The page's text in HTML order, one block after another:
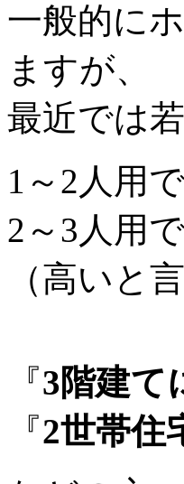
一般的に
ますが、
最近では
1～2人用
2～3人用
（高いと
『3階建て
『2世帯住